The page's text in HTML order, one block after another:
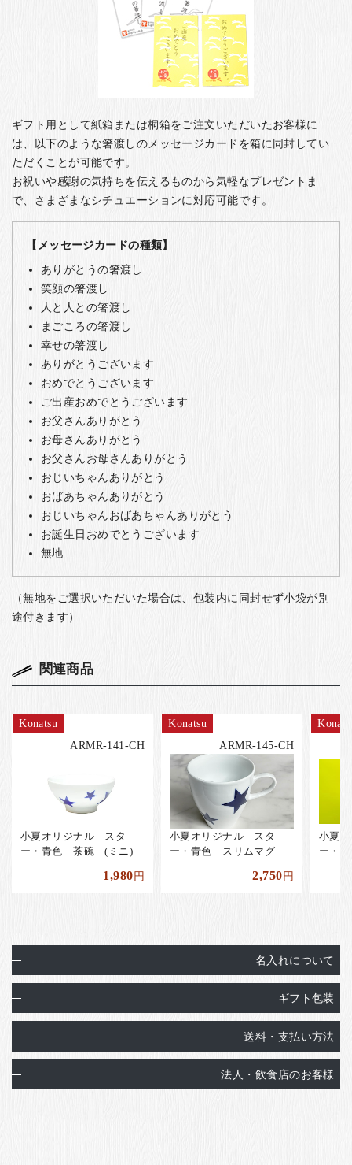
ギフト用として紙箱または桐箱をご注文いただいたお客様に
は、以下のような箸渡しのメッセージカードを箱に同封してい
ただくことが可能です。
お祝いや感謝の気持ちを伝えるものから気軽なプレゼントま
で、さまざまなシチュエーションに対応可能です。
【メッセージカードの種類】
ありがとうの箸渡し
笑顔の箸渡し
人と人との箸渡し
まごころの箸渡し
幸せの箸渡し
ありがとうございます
おめでとうございます
ご出産おめでとうございます
お父さんありがとう
お母さんありがとう
お父さんお母さんありがとう
おじいちゃんありがとう
おばあちゃんありがとう
おじいちゃんおばあちゃんありがとう
お誕生日おめでとうございます
無地
（無地をご選択いただいた場合は、包装内に同封せず小袋が別
途付きます）
関連商品
Konatsu
ARMR-141-CH
小夏オリジナル スタ
ー・青色 茶碗 (ミニ)
1,980円
Konatsu
ARMR-145-CH
小夏オリジナル スタ
ー・青色 スリムマグ
2,750円
小夏
ー・
名入れについて
ギフト包装
送料・支払い方法
法人・飲食店のお客様